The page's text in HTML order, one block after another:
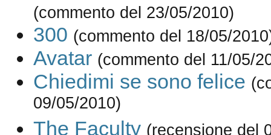
(commento del 23/05/2010)
300 (commento del 18/05/
Avatar (commento del 11/05/
Chiedimi se sono felice
09/05/2010)
The Faculty (recensione del